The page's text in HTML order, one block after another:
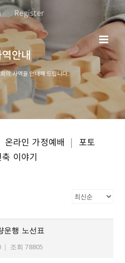
Register
안내
의 사역을 안내해 드립니다.
온라인 가정예배 | 포토
축 이야기
운행 노선표
| 조회 78805